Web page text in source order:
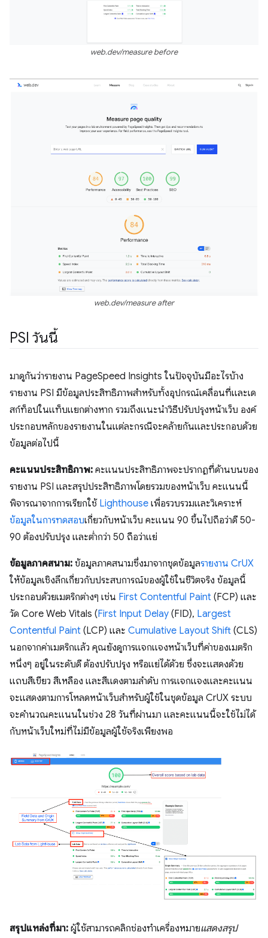
web.dev/measure before
web.dev/measure after
PSI วันนี้
มาดูกันว่ารายงาน PageSpeed Insights ในปัจจุบันมีอะไรบ้าง
รายงาน PSI มีข้อมูลประสิทธิภาพสำหรับทั้งอุปกรณ์เคลื่อนที่และเด
สก์ท็อปในแท็บแยกต่างหาก รวมถึงแนะนำวิธีปรับปรุงหน้าเว็บ องค์
ประกอบหลักของรายงานในแต่ละกรณีจะคล้ายกันและประกอบด้วย
ข้อมูลต่อไปนี้
คะแนนประสิทธิภาพ: คะแนนประสิทธิภาพจะปรากฏที่ด้านบนของ
รายงาน PSI และสรุปประสิทธิภาพโดยรวมของหน้าเว็บ คะแนนนี้
พิจารณาจากการเรียกใช้ Lighthouse เพื่อรวบรวมและวิเคราะห์
ข้อมูลในการทดสอบเกี่ยวกับหน้าเว็บ คะแนน 90 ขึ้นไปถือว่าดี 50-
90 ต้องปรับปรุง และต่ำกว่า 50 ถือว่าแย่
ข้อมูลภาคสนาม: ข้อมูลภาคสนามซึ่งมาจากชุดข้อมูลรายงาน CrUX
ให้ข้อมูลเชิงลึกเกี่ยวกับประสบการณ์ของผู้ใช้ในชีวิตจริง ข้อมูลนี้
ประกอบด้วยเมตริกต่างๆ เช่น First Contentful Paint (FCP) และ
วัด Core Web Vitals (First Input Delay (FID), Largest
Contentful Paint (LCP) และ Cumulative Layout Shift (CLS)
นอกจากค่าเมตริกแล้ว คุณยังดูการแจกแจงหน้าเว็บที่ค่าของเมตริก
หนึ่งๆ อยู่ในระดับดี ต้องปรับปรุง หรือแย่ได้ด้วย ซึ่งจะแสดงด้วย
แถบสีเขียว สีเหลือง และสีแดงตามลำดับ การแจกแจงและคะแนน
จะแสดงตามการโหลดหน้าเว็บสําหรับผู้ใช้ในชุดข้อมูล CrUX ระบบ
จะคํานวณคะแนนในช่วง 28 วันที่ผ่านมา และคะแนนนี้จะใช้ไม่ได้
กับหน้าเว็บใหม่ที่ไม่มีข้อมูลผู้ใช้จริงเพียงพอ
สรุปแหล่งที่มา: ผู้ใช้สามารถคลิกช่องทําเครื่องหมายแสดงสรุป